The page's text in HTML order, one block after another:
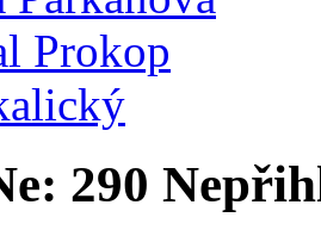
Prokop
290